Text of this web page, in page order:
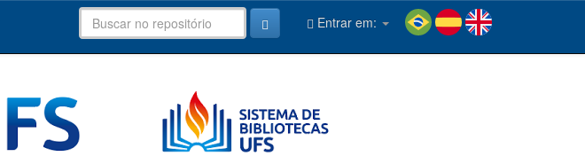
Entrar em: